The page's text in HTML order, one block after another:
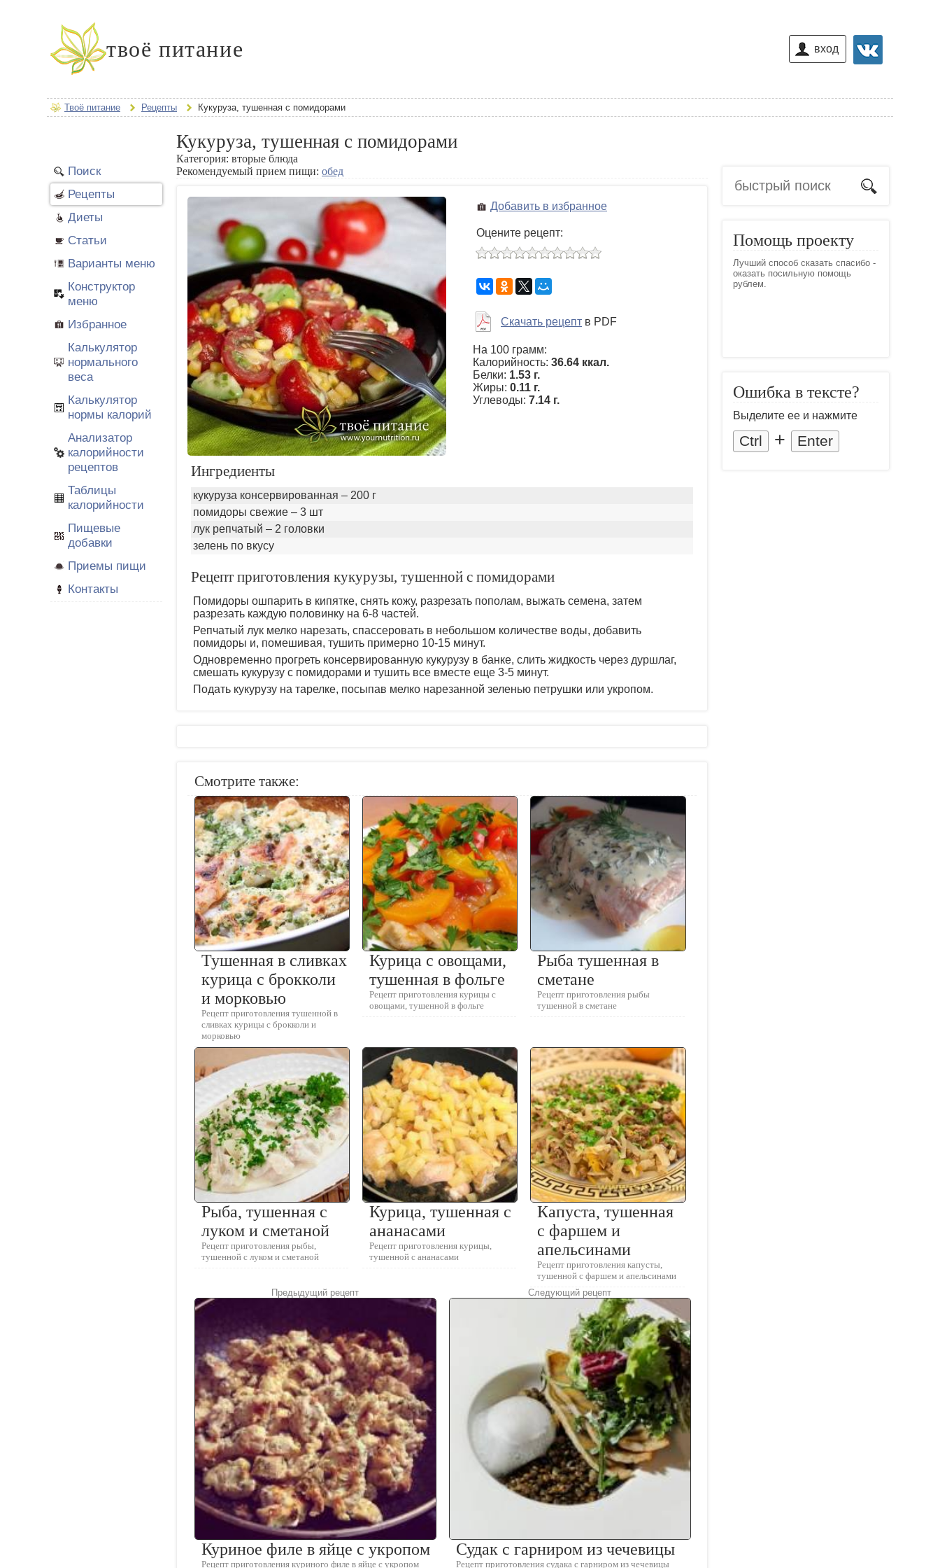
твоё питание вход
Твоё питание Рецепты Кукуруза, тушенная с помидорами
Поиск
Рецепты
Диеты
Статьи
Варианты меню
Конструктор
меню
Избранное
Калькулятор
нормального
веса
Калькулятор
нормы калорий
Анализатор
калорийности
рецептов
Таблицы
калорийности
Пищевые
добавки
Приемы пищи
Контакты
Кукуруза, тушенная с помидорами
Категория: вторые блюда
Рекомендуемый прием пищи: обед
Добавить в избранное
Оцените рецепт:
Скачать рецепт в PDF
На 100 грамм:
Калорийность: 36.64 ккал.
Белки: 1.53 г.
Жиры: 0.11 г.
Углеводы: 7.14 г.
Ингредиенты
кукуруза консервированная – 200 г
помидоры свежие – 3 шт
лук репчатый – 2 головки
зелень по вкусу
Рецепт приготовления кукурузы, тушенной с помидорами
Помидоры ошпарить в кипятке, снять кожу, разрезать пополам, выжать семена, затем
разрезать каждую половинку на 6-8 частей.
Репчатый лук мелко нарезать, спассеровать в небольшом количестве воды, добавить
помидоры и, помешивая, тушить примерно 10-15 минут.
Одновременно прогреть консервированную кукурузу в банке, слить жидкость через дуршлаг,
смешать кукурузу с помидорами и тушить все вместе еще 3-5 минут.
Подать кукурузу на тарелке, посыпав мелко нарезанной зеленью петрушки или укропом.
Смотрите также:
Тушенная в сливках
курица с брокколи
и морковью
Рецепт приготовления тушенной в
сливках курицы с брокколи и
морковью
Курица с овощами,
тушенная в фольге
Рецепт приготовления курицы с
овощами, тушенной в фольге
Рыба тушенная в
сметане
Рецепт приготовления рыбы
тушенной в сметане
Рыба, тушенная с
луком и сметаной
Рецепт приготовления рыбы,
тушенной с луком и сметаной
Курица, тушенная с
ананасами
Рецепт приготовления курицы,
тушенной с ананасами
Капуста, тушенная
с фаршем и
апельсинами
Рецепт приготовления капусты,
тушенной с фаршем и апельсинами
Предыдущий рецепт
Куриное филе в яйце с укропом
Рецепт приготовления куриного филе в яйце с укропом
Следующий рецепт
Судак с гарниром из чечевицы
Рецепт приготовления судака с гарниром из чечевицы
Помощь проекту
Лучший способ сказать спасибо -
оказать посильную помощь
рублем.
Ошибка в тексте?
Выделите ее и нажмите
Ctrl + Enter